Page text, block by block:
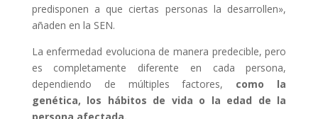
predisponen a que ciertas personas la desarrollen»,
añaden en la SEN.
La enfermedad evoluciona de manera predecible, pero
es completamente diferente en cada persona,
dependiendo de múltiples factores, como la
genética, los hábitos de vida o la edad de la